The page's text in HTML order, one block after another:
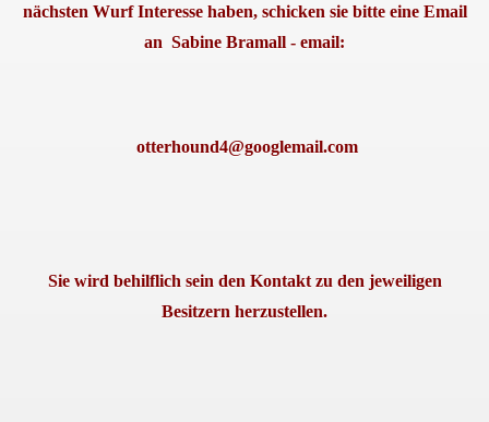
nächsten Wurf Interesse haben, schicken sie bitte eine Email
an Sabine Bramall - email:
otterhound4@googlemail.com
Sie wird behilflich sein den Kontakt zu den jeweiligen
Besitzern herzustellen.